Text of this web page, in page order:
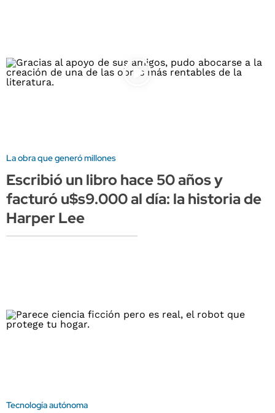
La obra que generó millones
Escribió un libro hace 50 años y
facturó u$s9.000 al día: la historia de
Harper Lee
Tecnología autónoma